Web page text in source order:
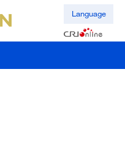
Language